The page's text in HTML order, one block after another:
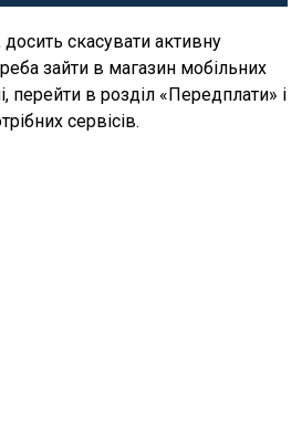
скасувати активну
зайти в магазин мобільних
перейти в розділ «Передплати» і
сервісів.